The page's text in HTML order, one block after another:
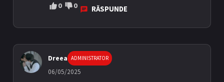
0 0 RĂSPUNDE
Dreea ADMINISTRATOR
06/05/2025